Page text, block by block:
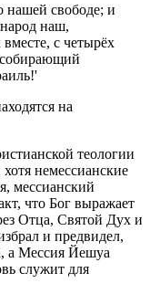
нашей свободе; и
наш,
с четырёх
собирающий
на
теологии
немессианские
мессианский
что Бог выражает
Отца, Святой Дух и
и предвидел,
а Мессия Йешуа
служит для